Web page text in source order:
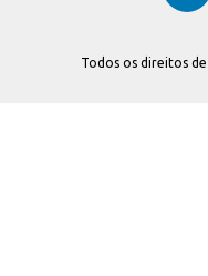
Todos os direitos